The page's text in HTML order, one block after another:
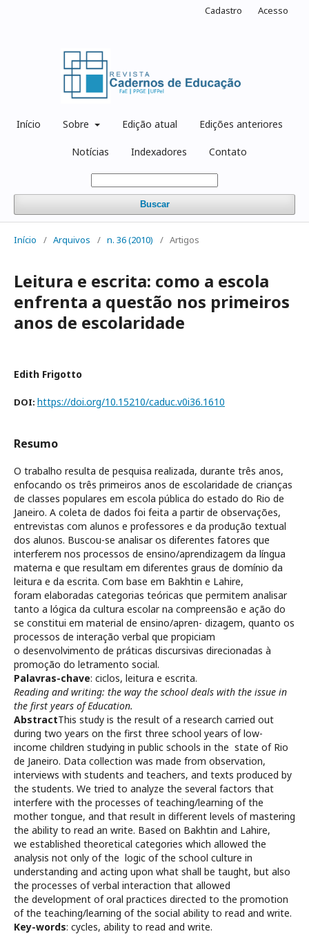
Início Sobre Edição atual Edições anteriores
Notícias Indexadores Contato
Buscar
Cadastro Acesso
Início / Arquivos / n. 36 (2010) / Artigos
Leitura e escrita: como a escola
enfrenta a questão nos primeiros
anos de escolaridade
Edith Frigotto
DOI: https://doi.org/10.15210/caduc.v0i36.1610
Resumo
O trabalho resulta de pesquisa realizada, durante três anos,
enfocando os três primeiros anos de escolaridade de crianças
de classes populares em escola pública do estado do Rio de
Janeiro. A coleta de dados foi feita a partir de observações,
entrevistas com alunos e professores e da produção textual
dos alunos. Buscou-se analisar os diferentes fatores que
interferem nos processos de ensino/aprendizagem da língua
materna e que resultam em diferentes graus de domínio da
leitura e da escrita. Com base em Bakhtin e Lahire,
foram elaboradas categorias teóricas que permitem analisar
tanto a lógica da cultura escolar na compreensão e ação do
se constitui em material de ensino/apren- dizagem, quanto os
processos de interação verbal que propiciam
o desenvolvimento de práticas discursivas direcionadas à
promoção do letramento social.
Palavras-chave: ciclos, leitura e escrita.
Reading and writing: the way the school deals with the issue in
the first years of Education.
AbstractThis study is the result of a research carried out
during two years on the first three school years of low-
income children studying in public schools in the state of Rio
de Janeiro. Data collection was made from observation,
interviews with students and teachers, and texts produced by
the students. We tried to analyze the several factors that
interfere with the processes of teaching/learning of the
mother tongue, and that result in different levels of mastering
the ability to read an write. Based on Bakhtin and Lahire,
we established theoretical categories which allowed the
analysis not only of the logic of the school culture in
understanding and acting upon what shall be taught, but also
the processes of verbal interaction that allowed
the development of oral practices directed to the promotion
of the teaching/learning of the social ability to read and write.
Key-words: cycles, ability to read and write.